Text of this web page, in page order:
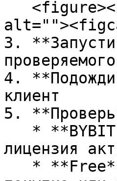
3.
4.
клиент
5.
лицензия